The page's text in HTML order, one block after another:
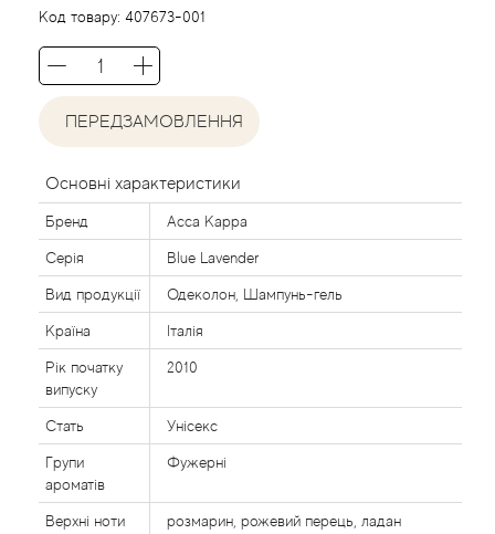
Код товару: 407673-001
ПЕРЕДЗАМОВЛЕННЯ
Основні характеристики
Бренд Acca Kappa
Серія Blue Lavender
Вид продукції Одеколон, Шампунь-гель
Країна Італія
Рік початку
випуску
2010
Стать Унісекс
Групи
ароматів
Фужерні
Верхні ноти розмарин, рожевий перець, ладан
Agent Provocateur
Agonist
Aigner
Aj Arabia (Widian)
Ajmal
Al Haramain
Al Jazeera
Alaia Paris
Alexander McQueen
Alexandre Barthet